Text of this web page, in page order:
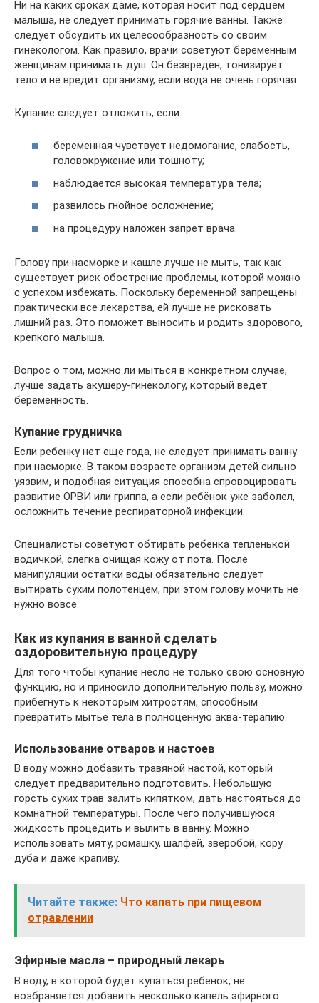
Ни на каких сроках даме, которая носит под сердцем
малыша, не следует принимать горячие ванны. Также
следует обсудить их целесообразность со своим
гинекологом. Как правило, врачи советуют беременным
женщинам принимать душ. Он безвреден, тонизирует
тело и не вредит организму, если вода не очень горячая.
Купание следует отложить, если:
беременная чувствует недомогание, слабость,
головокружение или тошноту;
наблюдается высокая температура тела;
развилось гнойное осложнение;
на процедуру наложен запрет врача.
Голову при насморке и кашле лучше не мыть, так как
существует риск обострение проблемы, которой можно
с успехом избежать. Поскольку беременной запрещены
практически все лекарства, ей лучше не рисковать
лишний раз. Это поможет выносить и родить здорового,
крепкого малыша.
Вопрос о том, можно ли мыться в конкретном случае,
лучше задать акушеру-гинекологу, который ведет
беременность.
Купание грудничка
Если ребенку нет еще года, не следует принимать ванну
при насморке. В таком возрасте организм детей сильно
уязвим, и подобная ситуация способна спровоцировать
развитие ОРВИ или гриппа, а если ребёнок уже заболел,
осложнить течение респираторной инфекции.
Специалисты советуют обтирать ребенка тепленькой
водичкой, слегка очищая кожу от пота. После
манипуляции остатки воды обязательно следует
вытирать сухим полотенцем, при этом голову мочить не
нужно вовсе.
Как из купания в ванной сделать
оздоровительную процедуру
Для того чтобы купание несло не только свою основную
функцию, но и приносило дополнительную пользу, можно
прибегнуть к некоторым хитростям, способным
превратить мытье тела в полноценную аква-терапию.
Использование отваров и настоев
В воду можно добавить травяной настой, который
следует предварительно подготовить. Небольшую
горсть сухих трав залить кипятком, дать настояться до
комнатной температуры. После чего получившуюся
жидкость процедить и вылить в ванну. Можно
использовать мяту, ромашку, шалфей, зверобой, кору
дуба и даже крапиву.
Читайте также: Что капать при пищевом
отравлении
Эфирные масла – природный лекарь
В воду, в которой будет купаться ребёнок, не
возбраняется добавить несколько капель эфирного